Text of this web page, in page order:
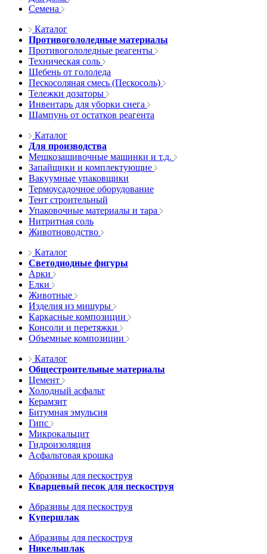
Семена
Каталог
Противогололедные материалы
Противогололедные реагенты
Техническая соль
Щебень от гололеда
Пескосоляная смесь (Пескосоль)
Тележки дозаторы
Инвентарь для уборки снега
Шампунь от остатков реагента
Каталог
Для производства
Мешкозашивочные машинки и т.д.
Запайщики и комплектующие
Вакуумные упаковщики
Термоусадочное оборудование
Тент строительный
Упаковочные материалы и тара
Нитритная соль
Животноводство
Каталог
Светодиодные фигуры
Арки
Елки
Животные
Изделия из мишуры
Каркасные композиции
Консоли и перетяжки
Объемные композиции
Каталог
Общестроительные материалы
Цемент
Холодный асфальт
Керамзит
Битумная эмульсия
Гипс
Микрокальцит
Гидроизоляция
Асфальтовая крошка
Абразивы для пескоструя
Кварцевый песок для пескоструя
Абразивы для пескоструя
Купершлак
Абразивы для пескоструя
Никельшлак